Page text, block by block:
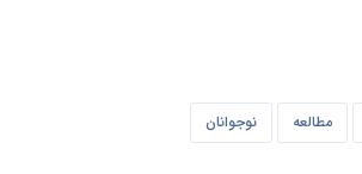
مطالعه نوجوانان